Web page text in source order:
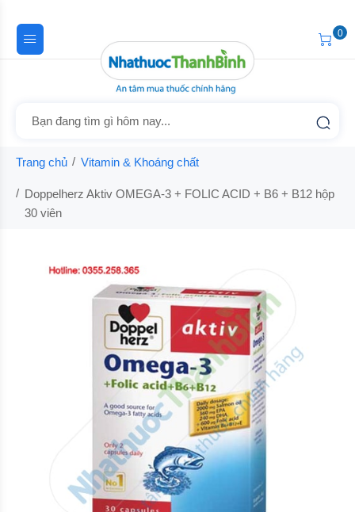
0
Trang chủ Vitamin & Khoáng chất
Doppelherz Aktiv OMEGA-3 + FOLIC ACID + B6 + B12 hộp
30 viên